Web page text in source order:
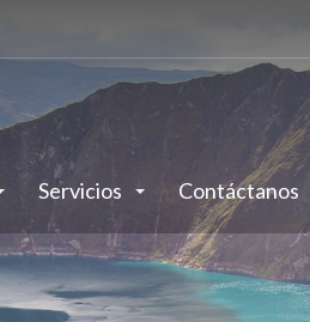
Servicios Contáctanos